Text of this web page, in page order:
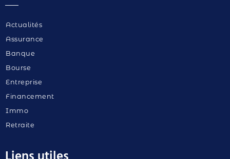
Actualités
Assurance
Banque
Bourse
Entreprise
Financement
Immo
Retraite
Liens utiles